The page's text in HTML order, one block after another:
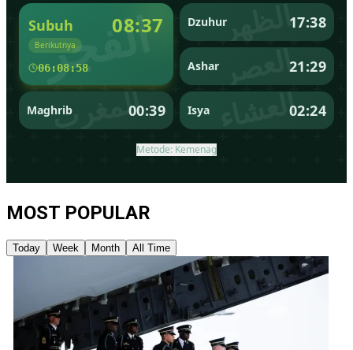
MOST POPULAR
Today Week Month All Time